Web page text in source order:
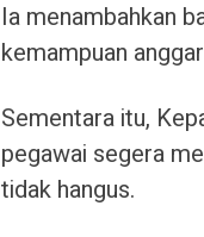
Ia menambahkan
kemampuan
Sementara itu,
pegawai segera
tidak hangus.